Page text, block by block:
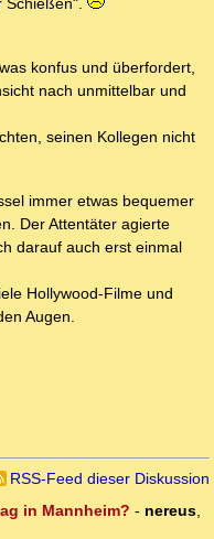
Schießen".
konfus und überfordert,
nach unmittelbar und
seinen Kollegen nicht
immer etwas bequemer
Der Attentäter agierte
darauf auch erst einmal
Hollywood-Filme und
Augen.
RSS-Feed dieser Diskussion
in Mannheim? - nereus,